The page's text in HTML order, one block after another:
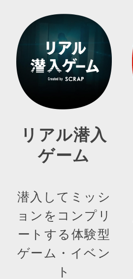
リアル潜入
ゲーム
潜入してミッシ
ョンをコンプリ
ートする体験型
ゲーム・イベン
ト